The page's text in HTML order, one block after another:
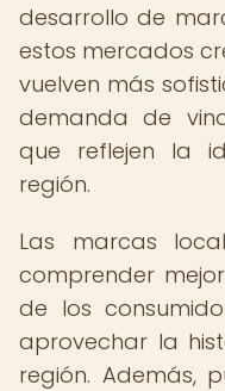
desarrollo de
estos mercados
vuelven más
demanda de
que reflejen la
región.
Las marcas
comprender
de los
aprovechar la
región. Además,